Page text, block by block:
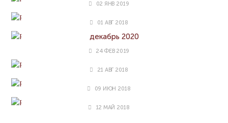
02 ЯНВ 2019
Карта Tinkoff Drive [Тинькофф Банк]
01 АВГ 2018
Промокоды Здравсити (Zdravcity.ru) ноябрь-
декабрь 2020
24 ФЕВ 2019
Карта Польза [Home Credit Bank]
21 АВГ 2018
Карты с кэшбеком за ЖКХ
09 ИЮН 2018
Карта Тепло [Восточный Банк]
12 МАЙ 2018